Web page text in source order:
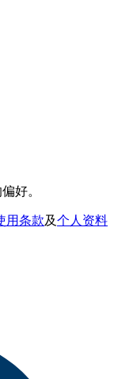
好。
用条款及个人资料